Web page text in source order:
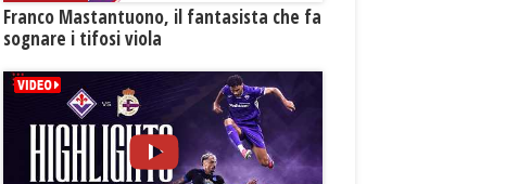
Franco Mastantuono, il fantasista che fa
sognare i tifosi viola